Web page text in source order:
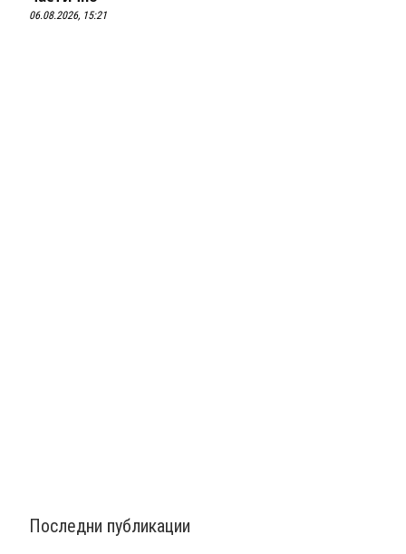
06.08.2026, 15:21
Последни публикации